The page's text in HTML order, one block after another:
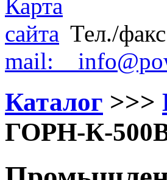
Тел./
mail:
Каталог >>>
ГОРН-К-